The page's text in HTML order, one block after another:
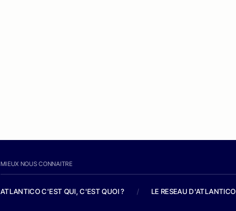
MIEUX NOUS CONNAITRE
ATLANTICO C'EST QUI, C'EST QUOI ? / LE RESEAU D'ATLANTICO